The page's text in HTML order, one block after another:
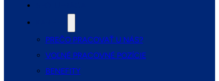
PREČO PRACOVAŤ U NÁS?
VOĽNÉ PRACOVNÉ POZÍCIE
BENEFITY